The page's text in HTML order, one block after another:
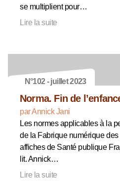
se multiplient pour…
Lire la suite
N°102 - juillet 2023
Norma. Fin de
par Annick Jani
Les normes applicables à la
de la Fabrique numérique
affiches de Santé publique
lit. Annick…
Lire la suite